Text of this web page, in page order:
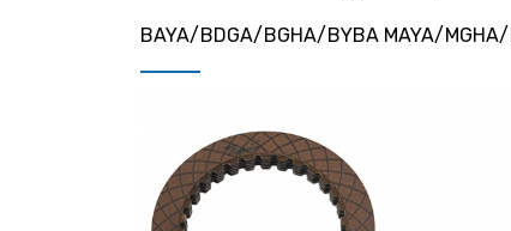
BAYA/BDGA/BGHA/BYBA MAYA/MGHA/